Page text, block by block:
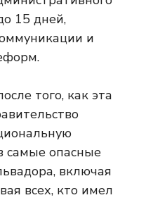
15 дней,
и
того, как эта
самые опасные
включая
всех, кто имел